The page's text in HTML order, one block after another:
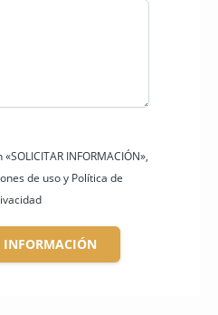
INFORMACIÓN»,
de uso y Política de
INFORMACIÓN